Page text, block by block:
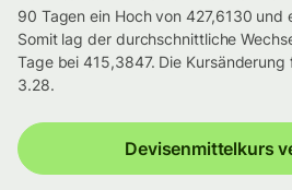
90 Tagen ein Hoch von 427,6130 und
Somit lag der durchschnittliche
Tage bei 415,3847. Die Kursänderung
3.28.
Devisenmittelkurs